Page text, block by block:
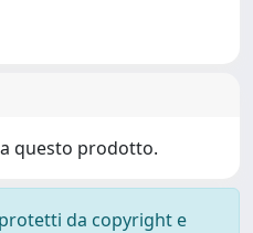
questo prodotto.
da copyright e